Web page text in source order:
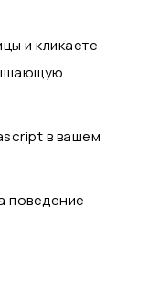
и кликаете
в вашем
поведение